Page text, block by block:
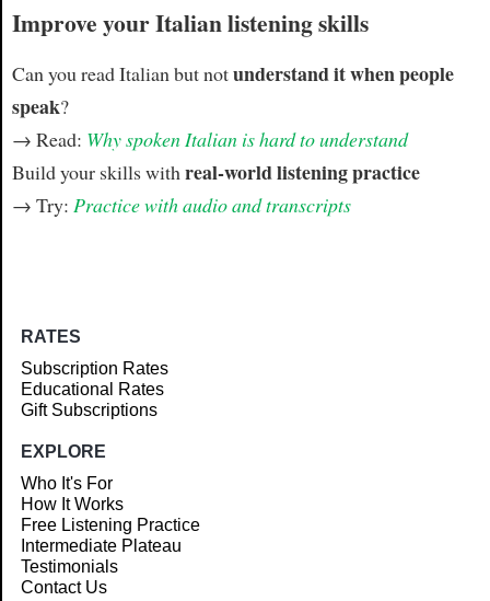
Improve your Italian listening skills
Can you read Italian but notunderstand it when people
speak?
→ Read: Why spoken Italian is hard to understand
Build your skills with real-world listening practice
→ Try: Practice with audio and transcripts
RATES
Subscription Rates
Educational Rates
Gift Subscriptions
EXPLORE
Who It's For
How It Works
Free Listening Practice
Intermediate Plateau
Testimonials
Contact Us